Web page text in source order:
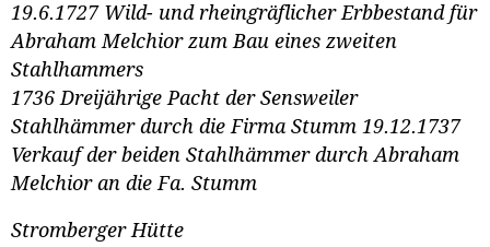
19.6.1727 Wild- und rheingräflicher Erbbestand für
Abraham Melchior zum Bau eines zweiten
Stahlhammers
1736 Dreijährige Pacht der Sensweiler
Stahlhämmer durch die Firma Stumm 19.12.1737
Verkauf der beiden Stahlhämmer durch Abraham
Melchior an die Fa. Stumm
Stromberger Hütte